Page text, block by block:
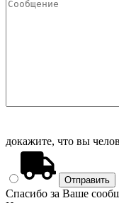
докажите, что вы
Спасибо за Ваше